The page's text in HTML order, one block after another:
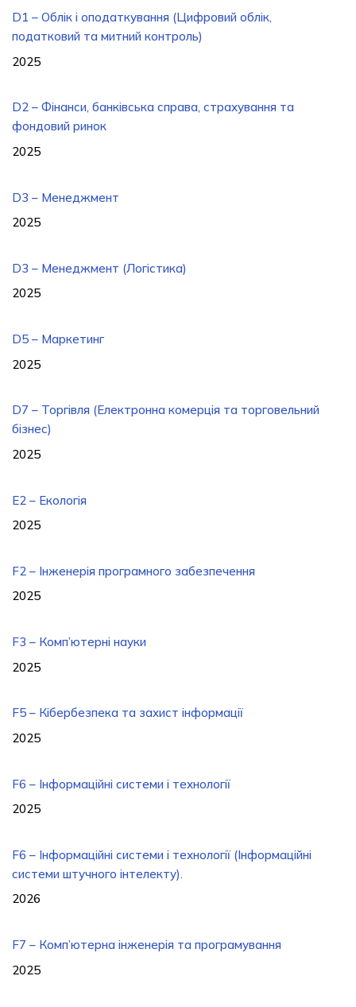
D1 – Облік і оподаткування (Цифровий облік,
податковий та митний контроль)
2025
D2 – Фінанси, банківська справа, страхування та
фондовий ринок
2025
D3 – Менеджмент
2025
D3 – Менеджмент (Логістика)
2025
D5 – Маркетинг
2025
D7 – Торгівля (Електронна комерція та торговельний
бізнес)
2025
E2 – Екологія
2025
F2 – Інженерія програмного забезпечення
2025
F3 – Комп’ютерні науки
2025
F5 – Кібербезпека та захист інформації
2025
F6 – Інформаційні системи і технології
2025
F6 – Інформаційні системи і технології (Інформаційні
системи штучного інтелекту).
2026
F7 – Комп’ютерна інженерія та програмування
2025